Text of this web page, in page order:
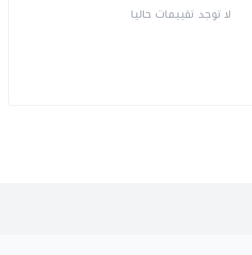
لا توجد تقييمات حاليا